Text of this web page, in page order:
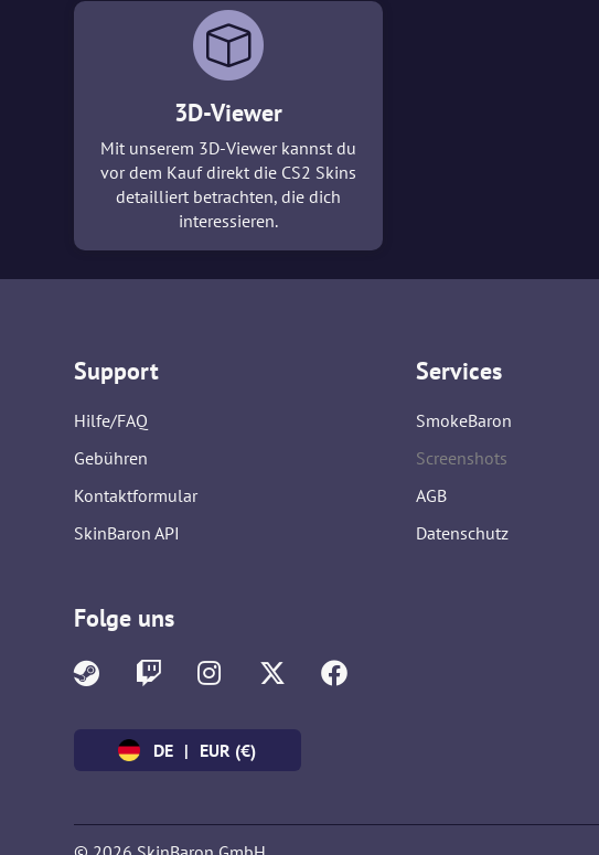
3D-Viewer
Mit unserem 3D-Viewer kannst du
vor dem Kauf direkt die CS2 Skins
detailliert betrachten, die dich
interessieren.
Support
Hilfe/FAQ
Gebühren
Kontaktformular
SkinBaron API
Services
SmokeBaron
Screenshots
AGB
Datenschutz
Folge uns
DE | EUR (€)